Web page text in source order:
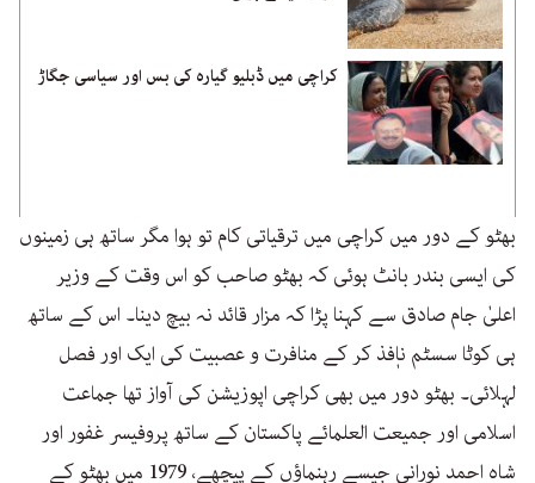
کراچی میں ڈبلیو گیارہ کی بس اور سیاسی جگاڑ
بھٹو کے دور میں کراچی میں ترقیاتی کام تو ہوا مگر ساتھ ہی زمینوں
کی ایسی بندر بانٹ ہوئی کہ بھٹو صاحب کو اس وقت کے وزیر
اعلیٰ جام صادق سے کہنا پڑا کہ مزار قائد نہ بیچ دینا۔ اس کے ساتھ
ہی کوٹا سسٹم ناٖفذ کر کے منافرت و عصبیت کی ایک اور فصل
لہلائی۔ بھٹو دور میں بھی کراچی اپوزیشن کی آواز تھا جماعت
اسلامی اور جمیعت العلمائے پاکستان کے ساتھ پروفیسر غفور اور
شاہ احمد نورانی جیسے رہنماؤں کے پیچھے، 1979 میں بھٹو کے